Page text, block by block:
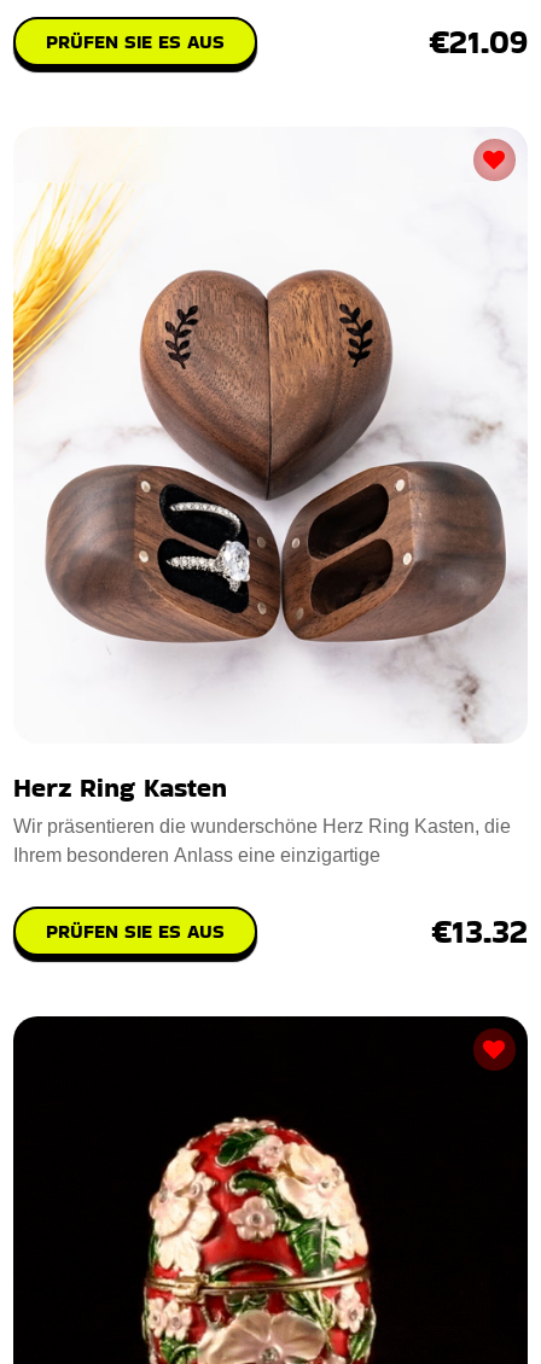
PRÜFEN SIE ES AUS €21.09
Herz Ring Kasten
Wir präsentieren die wunderschöne Herz Ring Kasten, die
Ihrem besonderen Anlass eine einzigartige
PRÜFEN SIE ES AUS €13.32